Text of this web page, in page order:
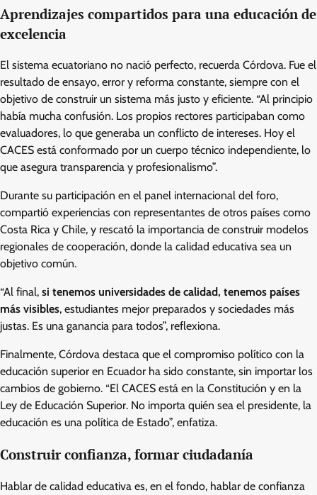
Aprendizajes compartidos para una educación de
excelencia
El sistema ecuatoriano no nació perfecto, recuerda Córdova. Fue el
resultado de ensayo, error y reforma constante, siempre con el
objetivo de construir un sistema más justo y eficiente. “Al principio
había mucha confusión. Los propios rectores participaban como
evaluadores, lo que generaba un conflicto de intereses. Hoy el
CACES está conformado por un cuerpo técnico independiente, lo
que asegura transparencia y profesionalismo”.
Durante su participación en el panel internacional del foro,
compartió experiencias con representantes de otros países como
Costa Rica y Chile, y rescató la importancia de construir modelos
regionales de cooperación, donde la calidad educativa sea un
objetivo común.
“Al final, si tenemos universidades de calidad, tenemos países
más visibles, estudiantes mejor preparados y sociedades más
justas. Es una ganancia para todos”, reflexiona.
Finalmente, Córdova destaca que el compromiso político con la
educación superior en Ecuador ha sido constante, sin importar los
cambios de gobierno. “El CACES está en la Constitución y en la
Ley de Educación Superior. No importa quién sea el presidente, la
educación es una política de Estado”, enfatiza.
Construir confianza, formar ciudadanía
Hablar de calidad educativa es, en el fondo, hablar de confianza